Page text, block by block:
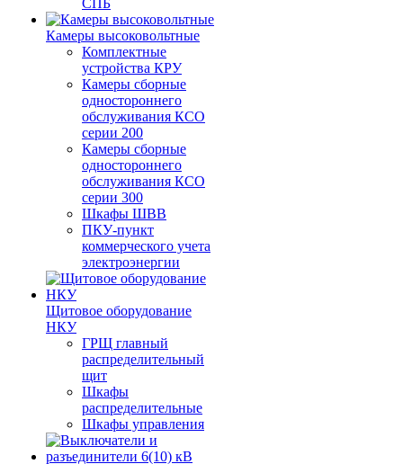
СПБ
Камеры высоковольтные
Комплектные
устройства КРУ
Камеры сборные
одностороннего
обслуживания КСО
серии 200
Камеры сборные
одностороннего
обслуживания КСО
серии 300
Шкафы ШВВ
ПКУ-пункт
коммерческого учета
электроэнергии
Щитовое оборудование
НКУ
ГРЩ главный
распределительный
щит
Шкафы
распределительные
Шкафы управления